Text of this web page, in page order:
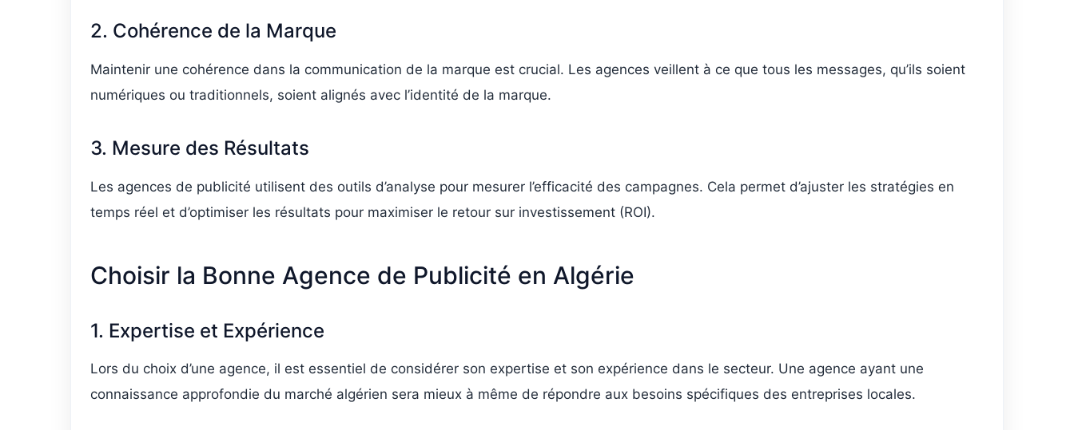
2. Cohérence de la Marque
Maintenir une cohérence dans la communication de la marque est crucial. Les agences veillent à ce que tous les messages, qu’ils soient
numériques ou traditionnels, soient alignés avec l’identité de la marque.
3. Mesure des Résultats
Les agences de publicité utilisent des outils d’analyse pour mesurer l’efficacité des campagnes. Cela permet d’ajuster les stratégies en
temps réel et d’optimiser les résultats pour maximiser le retour sur investissement (ROI).
Choisir la Bonne Agence de Publicité en Algérie
1. Expertise et Expérience
Lors du choix d’une agence, il est essentiel de considérer son expertise et son expérience dans le secteur. Une agence ayant une
connaissance approfondie du marché algérien sera mieux à même de répondre aux besoins spécifiques des entreprises locales.